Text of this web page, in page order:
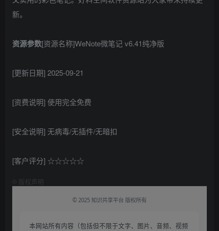
新。
资源参数[资源名称]WeNote微笔记 v6.41纯净版
[更新日期] 2025-09-21
[资费说明] 使用完全免费
[安全说明] 无病毒/无插件/无暗扣
[客户评分] ☆☆☆☆☆
版权声明
© 2025 知识共享平台 版权所有
本网站所有内容（包括但不限于文字、图片、音频、视频